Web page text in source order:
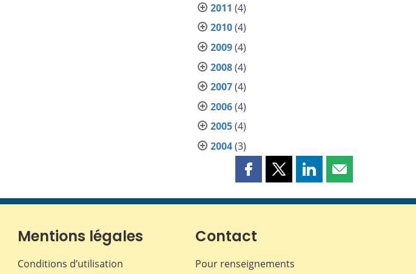
2011 (4)
2010(4)
2009(4)
2008(4)
2007(4)
2006(4)
2005(4)
2004(3)
Partager
page
Facebook
Partager
page
Partager
page
Partager
page
Mentions légales
Conditions d’utilisation
Contact
Pour renseignements